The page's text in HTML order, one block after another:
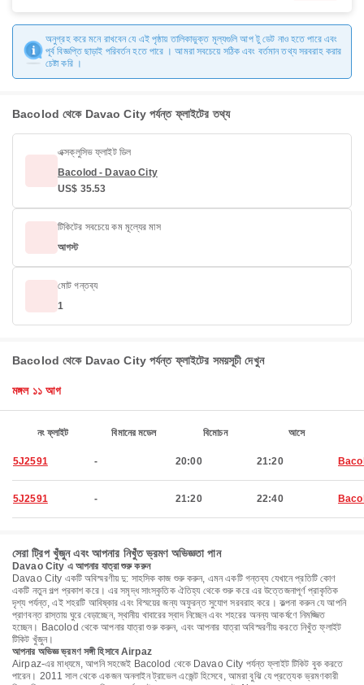
অনুগ্রহ করে মনে রাখবেন যে এই পৃষ্ঠায় তালিকাভুক্ত মূল্যগুলি আপ টু ডেট নাও হতে পারে এবং
পূর্ব বিজ্ঞপ্তি ছাড়াই পরিবর্তন হতে পারে । আমরা সবচেয়ে সঠিক এবং বর্তমান তথ্য সরবরাহ করার
চেষ্টা করি ।
Bacolod থেকে Davao City পর্যন্ত ফ্লাইটের তথ্য
এক্সক্লুসিভ ফ্লাইট ডিল
Bacolod - Davao City
US$ 35.53
টিকিটের সবচেয়ে কম মূল্যের মাস
আগস্ট
মোট গন্তব্য
1
Bacolod থেকে Davao City পর্যন্ত ফ্লাইটের সময়সূচী দেখুন
মঙ্গল ১১ আগ
নং ফ্লাইট বিমানের মডেল বিমোচন আসে
5J2591 - 20:00 21:20
5J2591 - 21:20 22:40
সেরা ট্রিপ খুঁজুন এবং আপনার নিখুঁত ভ্রমণ অভিজ্ঞতা পান
Davao City এ আপনার যাত্রা শুরু করুন
Davao City একটি অবিস্মরণীয় দু: সাহসিক কাজ শুরু করুন, এমন একটি গন্তব্য যেখানে প্রতিটি কোণ
একটি নতুন গল্প প্রকাশ করে। এর সমৃদ্ধ সাংস্কৃতিক ঐতিহ্য থেকে শুরু করে এর উত্তেজনাপূর্ণ প্রাকৃতিক
দৃশ্য পর্যন্ত, এই শহরটি আবিষ্কার এবং বিস্ময়ের জন্য অফুরন্ত সুযোগ সরবরাহ করে। কল্পনা করুন যে আপনি
প্রাণবন্ত রাস্তায় ঘুরে বেড়াচ্ছেন, স্থানীয় খাবারের স্বাদ নিচ্ছেন এবং শহরের অনন্য আকর্ষণে নিমজ্জিত
হচ্ছেন। Bacolod থেকে আপনার যাত্রা শুরু করুন, এবং আপনার যাত্রা অবিস্মরণীয় করতে নিখুঁত ফ্লাইট
টিকিট খুঁজুন।
আপনার অভিজ্ঞ ভ্রমণ সঙ্গী হিসাবে Airpaz
Airpaz-এর মাধ্যমে, আপনি সহজেই Bacolod থেকে Davao City পর্যন্ত ফ্লাইট টিকিট বুক করতে
পারেন। 2011 সাল থেকে একজন অনলাইন ট্রাভেল এজেন্ট হিসেবে, আমরা বুঝি যে প্রত্যেক ভ্রমণকারী